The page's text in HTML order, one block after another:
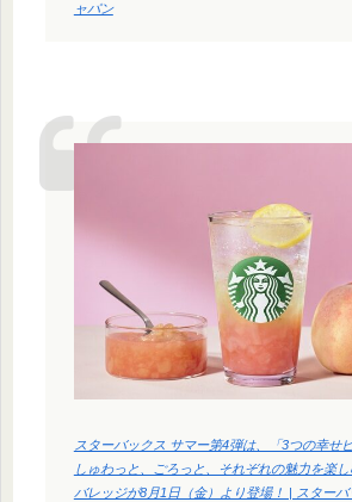
ャパン
スターバックス サマー第4弾は、「3つの幸せ
しゅわっと、ごろっと、それぞれの魅力を楽
バレッジが8月1日（金）より登場！ | スター